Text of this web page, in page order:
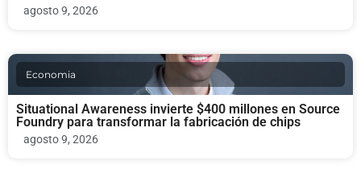
agosto 9, 2026
Economia
Situational Awareness invierte $400 millones en Source
Foundry para transformar la fabricación de chips
agosto 9, 2026